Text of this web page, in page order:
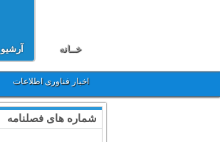
خــانه آرشیو
اخبار فناوری اطلاعات
شماره های فصلنامه